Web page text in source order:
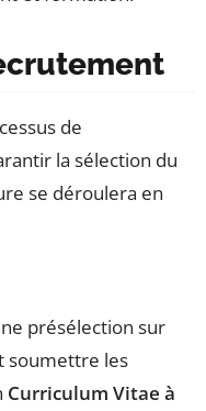
de
la sélection du
se déroulera en
présélection sur
soumettre les
Curriculum Vitae à